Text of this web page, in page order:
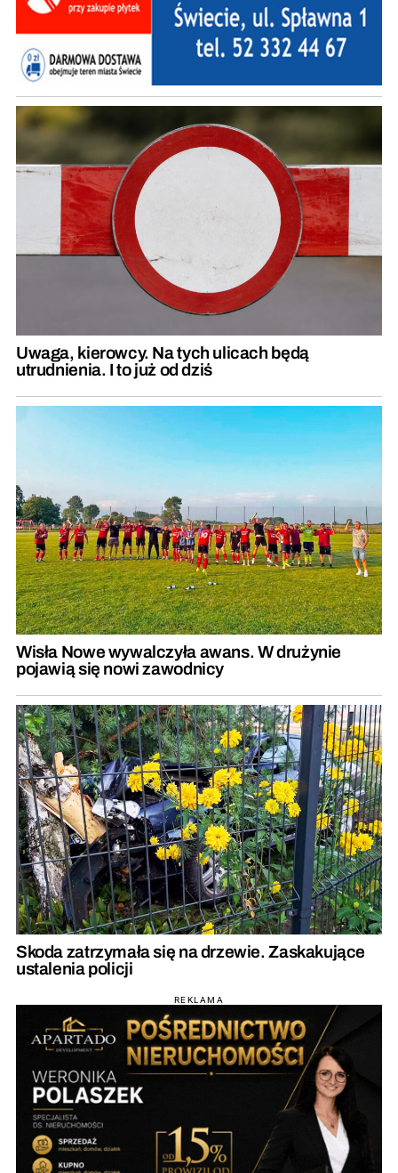
Uwaga, kierowcy. Na tych ulicach będą
utrudnienia. I to już od dziś
Wisła Nowe wywalczyła awans. W drużynie
pojawią się nowi zawodnicy
Skoda zatrzymała się na drzewie. Zaskakujące
ustalenia policji
REKLAMA